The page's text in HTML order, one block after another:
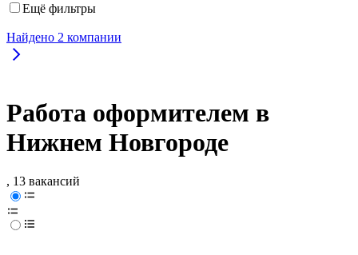
Ещё фильтры
Найдено 2 компании
Работа оформителем в
Нижнем Новгороде
, 13 вакансий